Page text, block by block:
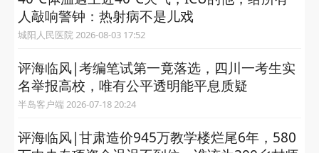
人敲响警钟：热射病不是儿戏
城阳人民医院 2026-08-03 17:52
评海临风|考编笔试第一竟落选，四川一考生实
名举报高校，唯有公平透明能平息质疑
半岛客户端 2026-07-18 20:24
评海临风|甘肃造价945万教学楼烂尾6年，580